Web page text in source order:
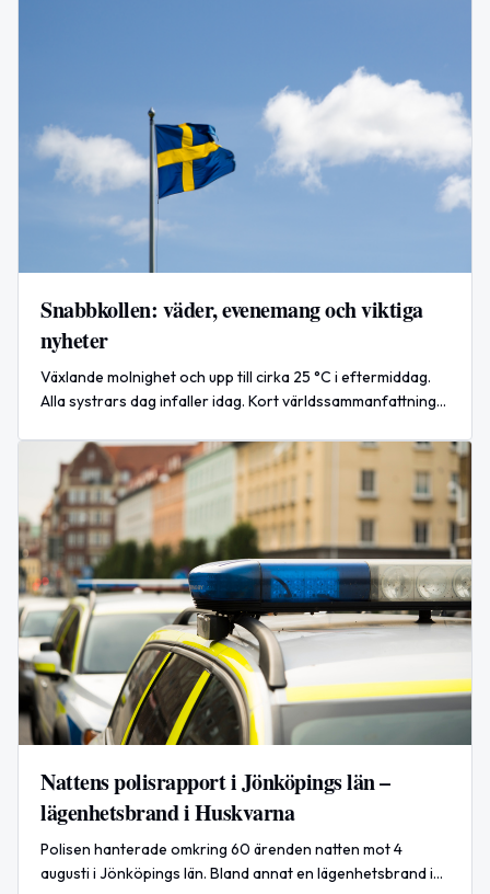
Snabbkollen: väder, evenemang och viktiga
nyheter
Växlande molnighet och upp till cirka 25 °C i eftermiddag.
Alla systrars dag infaller idag. Kort världssammanfattning
Nattens polisrapport i Jönköpings län –
lägenhetsbrand i Huskvarna
Polisen hanterade omkring 60 ärenden natten mot 4
augusti i Jönköpings län. Bland annat en lägenhetsbrand i